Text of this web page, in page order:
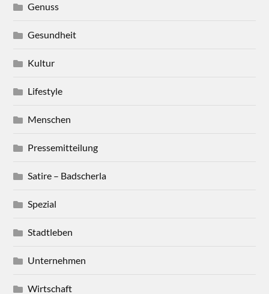
Genuss
Gesundheit
Kultur
Lifestyle
Menschen
Pressemitteilung
Satire – Badscherla
Spezial
Stadtleben
Unternehmen
Wirtschaft